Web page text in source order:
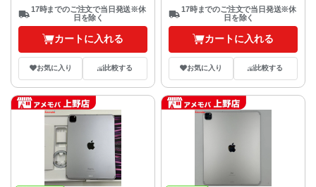
17時までのご注文で当日発送※休
日を除く
カートに入れる
お気に入り 比較する
17時までのご注文で当日発送※休
日を除く
カートに入れる
お気に入り 比較する